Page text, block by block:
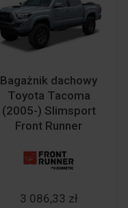
Bagażnik dachowy
Toyota Tacoma
(2005-) Slimsport
Front Runner
3 086,33 zł